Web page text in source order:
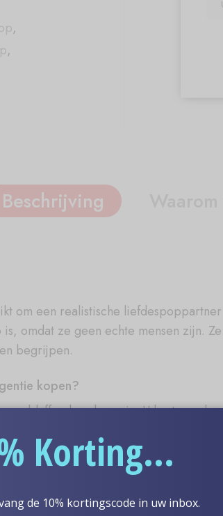
,
,
Beschrijving
om een realistische
omdat ze geen echte mensen zijn.
begrijpen.
kopen?
sekssessie. U kunt van
baanbrekende grond voor u zijn
intelligentie sekspop, omdat ze zijn
te zijn van mensen van verschillende
Korting...
de 10% kortingscode in uw inbox.